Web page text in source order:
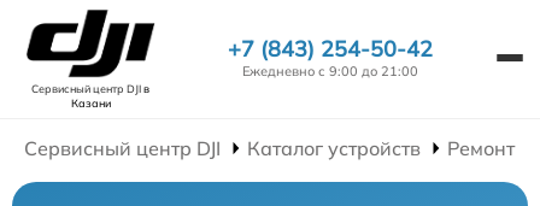
Сервисный центр DJIв
Казани
+7 (843) 254-50-42
Ежедневно с 9:00 до 21:00
Сервисный центр DJI Каталог устройств Ремонт